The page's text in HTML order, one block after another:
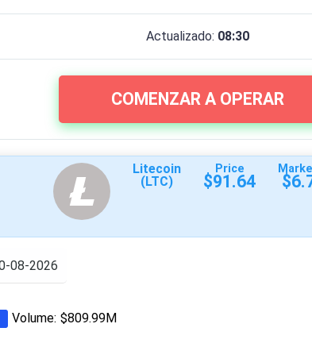
Actualizado: 08:30
COMENZAR A OPERAR
Litecoin
(LTC)
Price
$91.64
Volume: $809.99M